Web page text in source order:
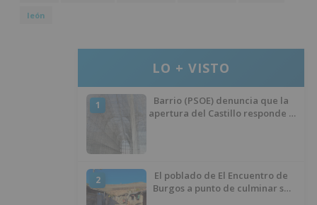
león
LO + VISTO
1
Barrio (PSOE) denuncia que la
apertura del Castillo responde a
2
El poblado de El Encuentro de
Burgos a punto de culminar su